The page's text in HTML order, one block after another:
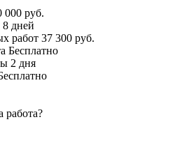
000 руб.
8 дней
работ 37 300 руб.
Бесплатно
2 дня
работа?